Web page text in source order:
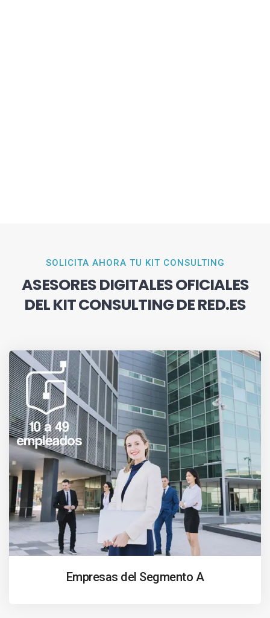
SOLICITA AHORA TU KIT CONSULTING
ASESORES DIGITALES OFICIALES
DEL KIT CONSULTING DE RED.ES
Empresas del Segmento A